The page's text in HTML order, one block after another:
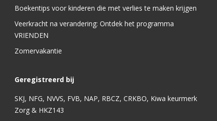
Boekentips voor kinderen die met verlies te maken krijgen
Veerkracht na verandering: Ontdek het programma
VRIENDEN
Zomervakantie
Geregistreerd bij
SKJ, NFG, NVVS, FVB, NAP, RBCZ, CRKBO, Kiwa keurmerk
Zorg & HKZ143